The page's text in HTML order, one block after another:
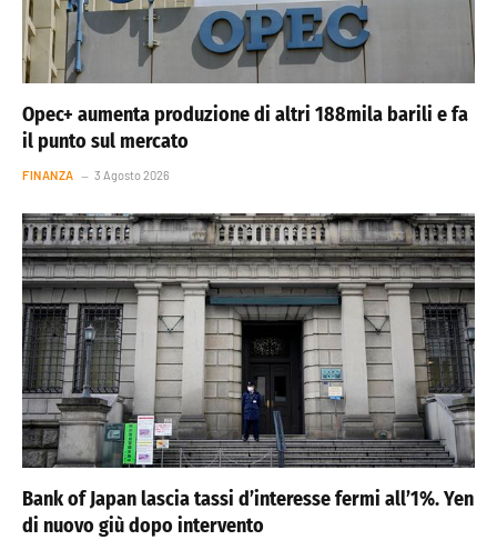
Opec+ aumenta produzione di altri 188mila barili e fa
il punto sul mercato
FINANZA 3 Agosto 2026
Bank of Japan lascia tassi d’interesse fermi all’1%. Yen
di nuovo giù dopo intervento